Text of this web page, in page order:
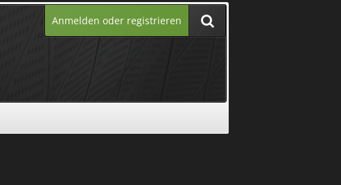
Anmelden oder registrieren